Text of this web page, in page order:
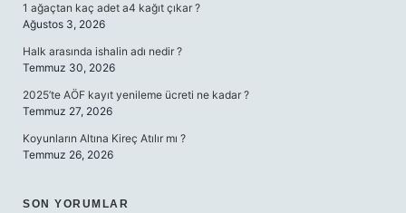
1 ağaçtan kaç adet a4 kağıt çıkar ?
Ağustos 3, 2026
Halk arasında ishalin adı nedir ?
Temmuz 30, 2026
2025’te AÖF kayıt yenileme ücreti ne kadar ?
Temmuz 27, 2026
Koyunların Altına Kireç Atılır mı ?
Temmuz 26, 2026
SON YORUMLAR